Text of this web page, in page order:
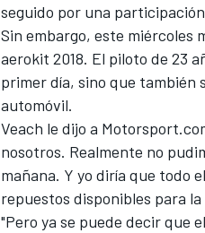
seguido por una
Sin embargo, este miércoles
aerokit 2018. El piloto de 23
primer día, sino que también
automóvil.
Veach le dijo a
nosotros. Realmente no
mañana. Y yo diría que todo
repuestos disponibles para
"Pero ya se puede decir que